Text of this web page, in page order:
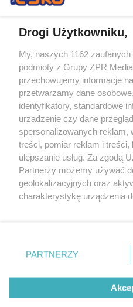
Żaden utwór zamieszczony w
rozpowszechniany lub dalej
tym także elektroniczny lub
eksploatacji w jakiejkolwiek formie,
Internecie bez pisemnej zgody
wykorzystanie utworów w całości
tzn. bez właściwej zgody, jest
ścigane prawnie.
© 2026
Drogi Użytkowniku,
My, naszych 1162
podmioty z Grupy ZPR
przechowujemy informacje
przetwarzamy dane
identyfikatory, standardowe
urządzenie czy dane
spersonalizowanych reklam,
treści, pomiar reklam i treści,
ulepszanie usług. Za zgodą
Partnerzy możemy używać
geolokalizacyjnych oraz
charakterystykę urządzenia
zmienić/wycofać klikając
znajdujący się w lewym
rodzaje przetwarzania
użytkownika, ale masz
przetwarzaniu. Preferencje
PARTNERZY